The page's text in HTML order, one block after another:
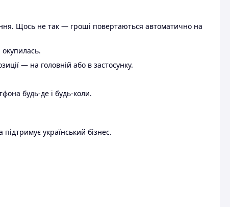
Щось не так — гроші повертаються автоматично на
— на головній або в застосунку.
будь-де і будь-коли.
український бізнес.